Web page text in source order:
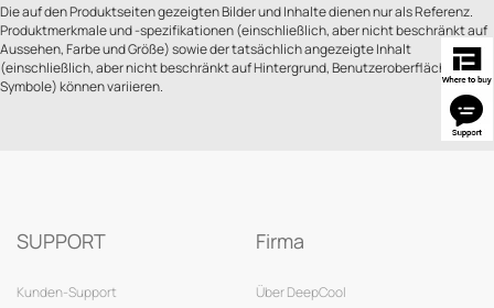
Die auf den Produktseiten gezeigten Bilder und Inhalte dienen nur als Referenz.
Produktmerkmale und -spezifikationen (einschließlich, aber nicht beschränkt auf
Aussehen, Farbe und Größe) sowie der tatsächlich angezeigte Inhalt
(einschließlich, aber nicht beschränkt auf Hintergrund, Benutzeroberfläche und
Symbole) können variieren.
SUPPORT
Kunden-Support
Firma
Über DeepCool